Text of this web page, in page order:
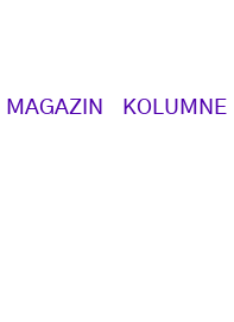
Main navigation
MAGAZIN KOLUMNE